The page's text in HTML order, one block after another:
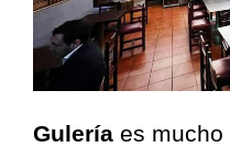
Gulería es mucho